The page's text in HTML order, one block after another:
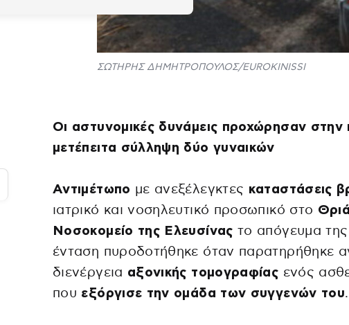
ΣΩΤΗΡΗΣ ΔΗΜΗΤΡΟΠΟΥΛΟΣ/EUROKINISSΙ
Οι αστυνομικές δυνάμεις προχώρησαν
μετέπειτα σύλληψη δύο γυναικών
Αντιμέτωπο με ανεξέλεγκτες καταστάσεις
ιατρικό και νοσηλευτικό προσωπικό στο
Νοσοκομείο της Ελευσίνας το απόγευμα
ένταση πυροδοτήθηκε όταν παρατηρήθηκε
διενέργεια αξονικής τομογραφίας ενός
που εξόργισε την ομάδα των συγγενών του.